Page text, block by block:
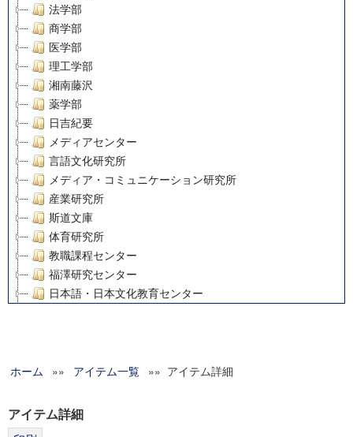
法学部
商学部
医学部
理工学部
湘南藤沢
薬学部
日吉紀要
メディアセンター
言語文化研究所
メディア・コミュニケーション研究所
産業研究所
斯道文庫
体育研究所
教職課程センター
福澤研究センター
日本語・日本文化教育センター
グローバルリサーチインスティテュート
科学研究費補助金研究成果報告書
ホーム »» アイテム一覧 »» アイテム詳細
アイテム詳細